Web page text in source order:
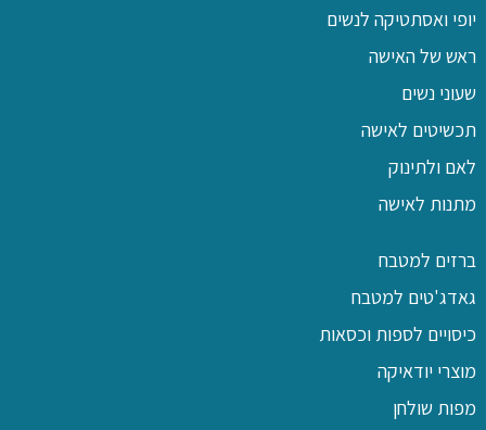
יופי ואסתטיקה לנשים
ראש של האישה
שעוני נשים
תכשיטים לאישה
לאם ולתינוק
מתנות לאישה
ברזים למטבח
גאדג'טים למטבח
כיסויים לספות וכסאות
מוצרי יודאיקה
מפות שולחן